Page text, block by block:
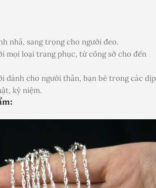
nhã, sang trọng cho người đeo.
mọi loại trang phục, từ công sở cho đến
dành cho người thân, bạn bè trong các dịp
kỷ niệm.